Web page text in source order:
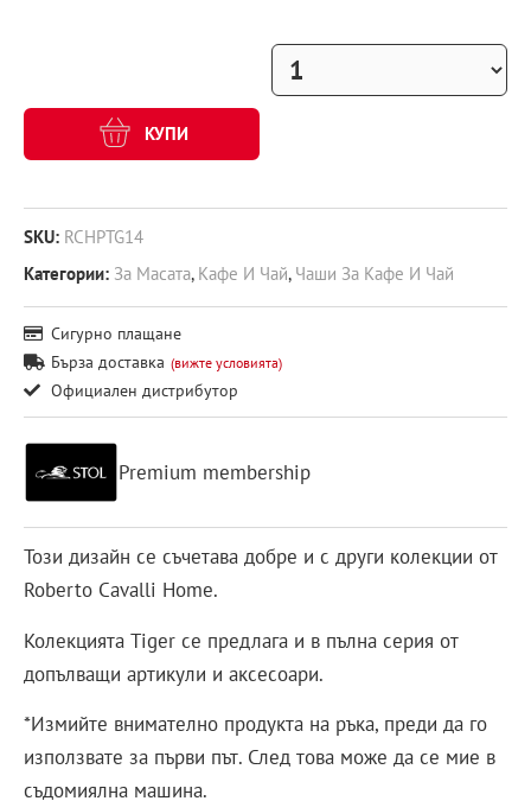
КУПИ
SKU: RCHPTG14
Категории: За Масата, Кафе И Чай, Чаши За Кафе И Чай
Сигурно плащане
Бърза доставка (вижте условията)
Официален дистрибутор
Premium membership
Този дизайн се съчетава добре и с други колекции от
Roberto Cavalli Home.
Колекцията Tiger се предлага и в пълна серия от
допълващи артикули и аксесоари.
*Измийте внимателно продукта на ръка, преди да го
използвате за първи път. След това може да се мие в
съдомиялна машина.